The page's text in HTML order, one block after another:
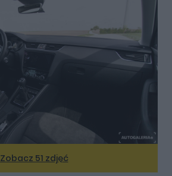
Zobacz 51 zdjęć